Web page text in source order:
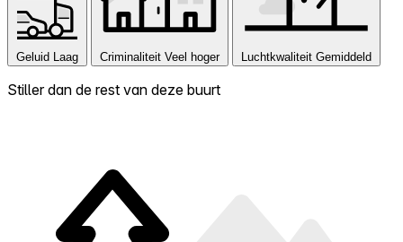
Geluid Laag Criminaliteit Veel hoger Luchtkwaliteit Gemiddeld
Stiller dan de rest van deze buurt